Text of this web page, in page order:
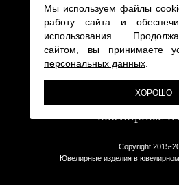
Copyright 2015-
Ювелирные изделия в ювелирном
Мы используем файлы
работу сайта и
использования.
сайтом, вы принимаете
персональных данных
ХОРОШО